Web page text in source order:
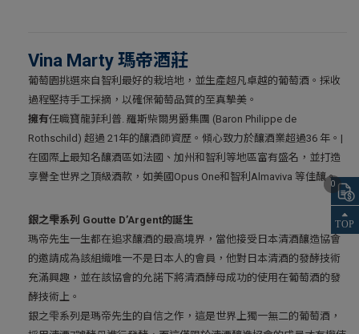
Vina Marty 瑪帝酒莊
葡萄園挑選來自智利最好的栽培地，並生產超凡卓越的葡萄酒。採收
過程堅持手工採摘，以確保葡萄品質的至真摯美。
擁有任職寶龍菲利普. 羅斯柴爾男爵集團 (Baron Philippe de
Rothschild) 超過 21年的釀酒師資歷。傾心致力於釀酒業超過36 年。|
在國際上最知名釀酒區如法國、加州和智利等地區富有盛名，並打造
享譽全世界之頂級酒款，如美國Opus One和智利Almaviva 等佳釀。
銀之雫系列 Goutte D’Argent的誕生
瑪帝先生一生都在追求釀酒的最高境界，當他接受日本清酒釀造協會
的邀請成為該組織唯一不是日本人的會員，他對日本清酒的發酵技術
充滿興趣，並在該協會的允諾下將清酒酵母成功的使用在葡萄酒的發
酵技術上。
銀之雫系列是瑪帝先生的自信之作，這是世界上獨一無二的葡萄酒，
0